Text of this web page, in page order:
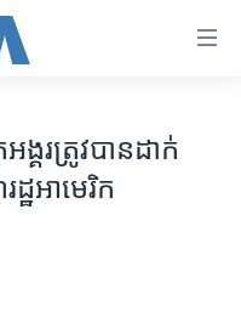
រ​ត្រូវ​បាន​ដាក់​
អាមេរិក